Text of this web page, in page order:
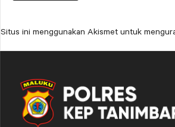
Situs ini menggunakan Akismet untuk